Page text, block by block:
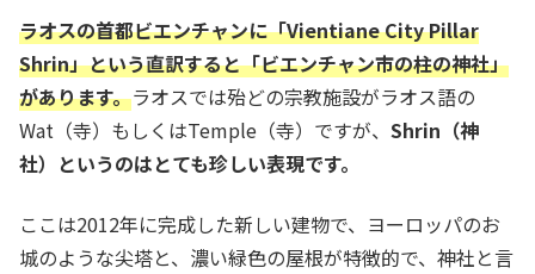
ラオスの首都ビエンチャンに「Vientiane City Pillar
Shrin」という直訳すると「ビエンチャン市の柱の神社」
があります。ラオスでは殆どの宗教施設がラオス語の
Wat（寺）もしくはTemple（寺）ですが、 Shrin （神
社）というのはとても珍しい表現です。
ここは2012年に完成した新しい建物で、ヨーロッパのお
城のような尖塔と、濃い緑色の屋根が特徴的で、神社と言